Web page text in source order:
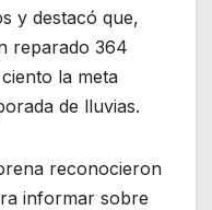
y destacó que,
reparado 364
la meta
de lluvias.
reconocieron
informar sobre